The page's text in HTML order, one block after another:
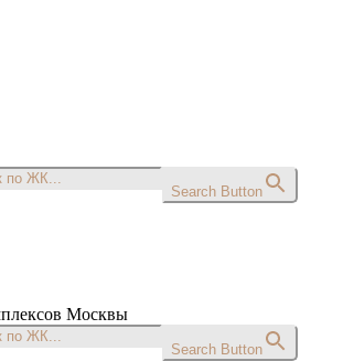
Search Button
Москвы
Search Button